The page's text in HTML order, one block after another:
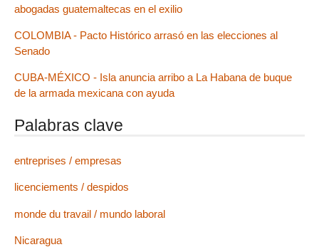
abogadas guatemaltecas en el exilio
COLOMBIA - Pacto Histórico arrasó en las elecciones al
Senado
CUBA-MÉXICO - Isla anuncia arribo a La Habana de buque
de la armada mexicana con ayuda
Palabras clave
entreprises / empresas
licenciements / despidos
monde du travail / mundo laboral
Nicaragua